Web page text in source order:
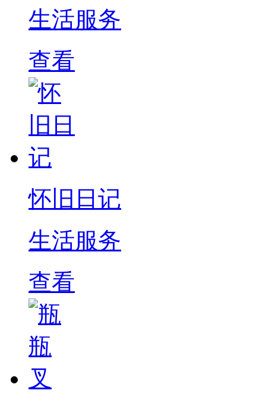
生活服务
查看
怀旧日记
生活服务
查看